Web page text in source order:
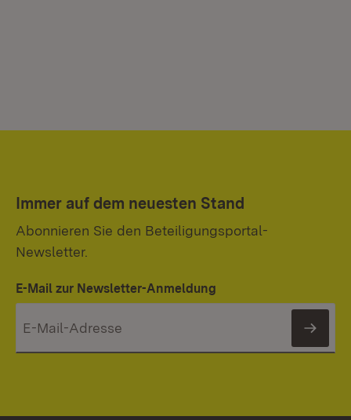
Immer auf dem neuesten Stand
Abonnieren Sie den Beteiligungsportal-
Newsletter.
E-Mail zur Newsletter-Anmeldung